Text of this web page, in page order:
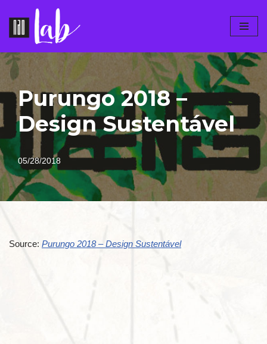
Pular
o
conteúdo
Purungo 2018 –
Design Sustentável
05/28/2018
Source: Purungo 2018 – Design Sustentável